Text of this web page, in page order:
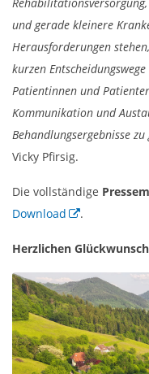
und gerade kleinere
Herausforderungen
kurzen
Patientinnen und
Kommunikation und
Behandlungsergebnisse
Vicky Pfirsig.
Die vollständige
Download
.
Herzlichen